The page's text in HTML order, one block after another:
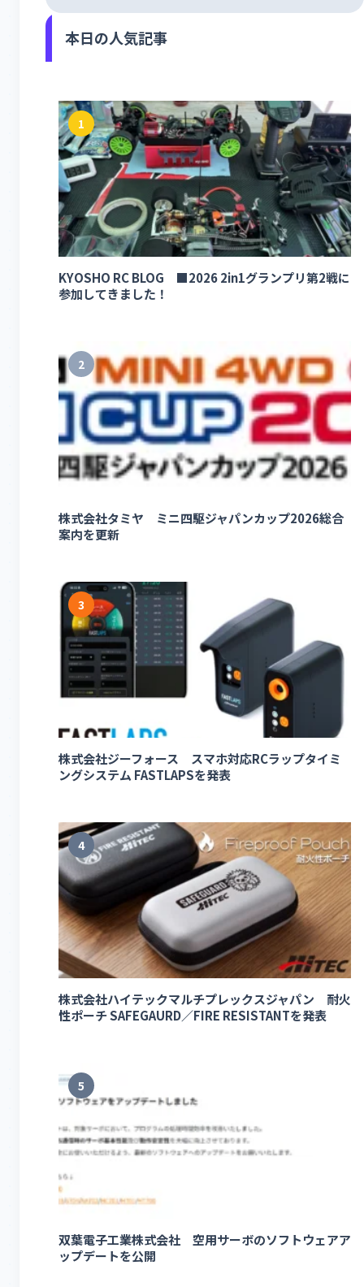
本日の人気記事
1
KYOSHO RC BLOG ■2026 2in1グランプリ第2戦に
参加してきました！
2
株式会社タミヤ ミニ四駆ジャパンカップ2026総合
案内を更新
3
株式会社ジーフォース スマホ対応RCラップタイミ
ングシステム FASTLAPSを発表
4
株式会社ハイテックマルチプレックスジャパン 耐火
性ポーチ SAFEGAURD／FIRE RESISTANTを発表
5
双葉電子工業株式会社 空用サーボのソフトウェアア
ップデートを公開